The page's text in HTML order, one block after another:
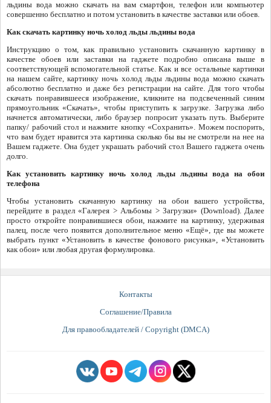
льдины вода можно скачать на вам смартфон, телефон или компьютер
совершенно бесплатно и потом установить в качестве заставки или обоев.
Как скачать картинку ночь холод льды льдины вода
Инструкцию о том, как правильно установить скачанную картинку в
качестве обоев или заставки на гаджете подробно описана выше в
соответствующей вспомогательной статье. Как и все остальные картинки
на нашем сайте, картинку ночь холод льды льдины вода можно скачать
абсолютно бесплатно и даже без регистрации на сайте. Для того чтобы
скачать понравившееся изображение, кликните на подсвеченный синим
прямоугольник «Скачать», чтобы приступить к загрузке. Загрузка либо
начнется автоматически, либо браузер попросит указать путь. Выберите
папку/ рабочий стол и нажмите кнопку «Сохранить». Можем поспорить,
что вам будет нравится эта картинка сколько бы вы не смотрели на нее на
Вашем гаджете. Она будет украшать рабочий стол Вашего гаджета очень
долго.
Как установить картинку ночь холод льды льдины вода на обои
телефона
Чтобы установить скачанную картинку на обои вашего устройства,
перейдите в раздел «Галерея > Альбомы > Загрузки» (Download). Далее
просто откройте понравившиеся обои, нажмите на картинку, удерживая
палец, после чего появится дополнительное меню «Ещё», где вы можете
выбрать пункт «Установить в качестве фонового рисунка», «Установить
как обои» или любая другая формулировка.
Контакты
Соглашение/Правила
Для правообладателей / Copyright (DMCA)